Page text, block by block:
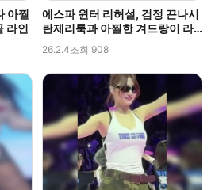
아찔
라인
에스파 윈터 리허설, 검정 끈나시
란제리룩과 아찔한 겨드랑이 라
26.2.4조회 908